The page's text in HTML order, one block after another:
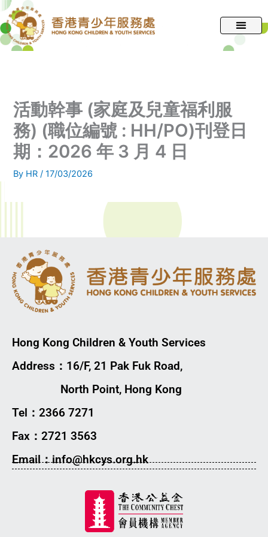
跳
至
主
活動幹事 (家庭及兒童福利服
務) (職位編號 : HH/PO)刊登日
期：2026 年 3 月 4 日
By HR/17/03/2026
Hong Kong Children & Youth Services
Address：16/F, 21 Pak Fuk Road,
North Point, Hong Kong
Tel：2366 7271
Fax：2721 3563
Email：info@hkcys.org.hk